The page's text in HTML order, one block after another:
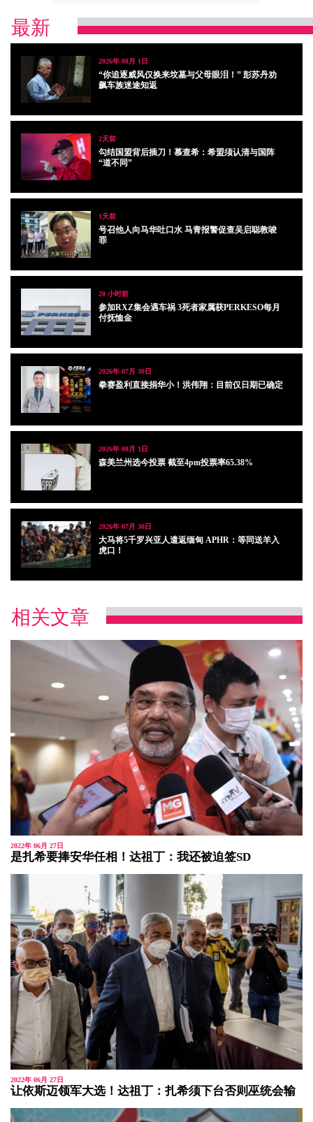
最新
2026年 08月 1日
“你追逐威风仅换来坟墓与父母眼泪！” 彭苏丹劝
飙车族迷途知返
2天前
勾结国盟背后插刀！慕查希：希盟须认清与国阵
“道不同”
1天前
号召他人向马华吐口水 马青报警促查吴启聪教唆
罪
20 小时前
参加RXZ集会遇车祸 3死者家属获PERKESO每月
付抚恤金
2026年 07月 30日
拳赛盈利直接捐华小！洪伟翔：目前仅日期已确定
2026年 08月 1日
森美兰州选今投票 截至4pm投票率65.38%
2026年 07月 30日
大马将5千罗兴亚人遣返缅甸 APHR：等同送羊入
虎口！
相关文章
2022年 06月 27日
是扎希要捧安华任相！达祖丁：我还被迫签SD
2022年 06月 27日
让依斯迈领军大选！达祖丁：扎希须下台否则巫统会输